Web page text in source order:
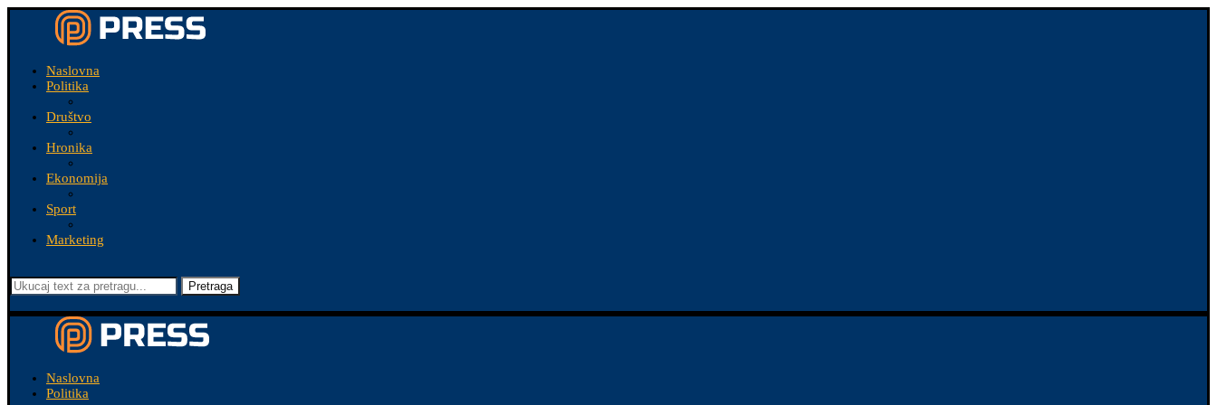
Naslovna
Politika
Društvo
Hronika
Ekonomija
Sport
Marketing
Pretraga
Naslovna
Politika